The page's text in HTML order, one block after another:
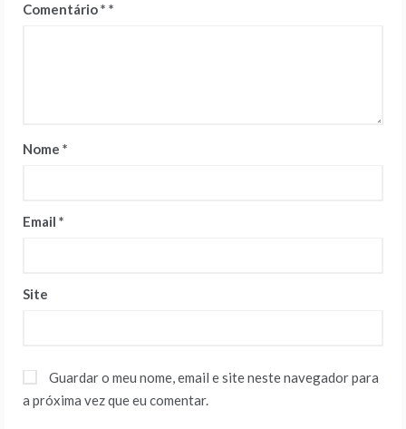
Comentário*
Nome *
Email *
Site
Guardar o meu nome, email e site neste navegador para
a próxima vez que eu comentar.